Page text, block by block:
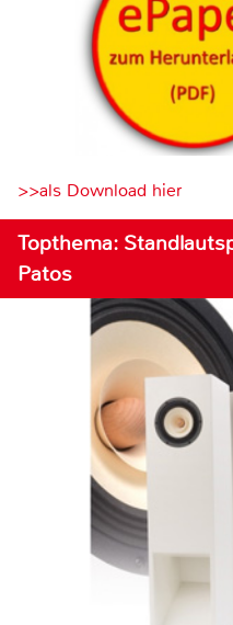
>>als Download hier
Topthema:
Patos